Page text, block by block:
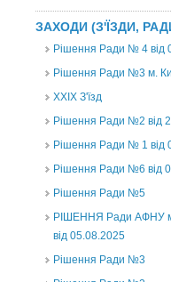
ЗАХОДИ (З'ЇЗДИ,
Рішення Ради № 4 від
Рішення Ради №3 м.
XXІХ З'їзд
Рішення Ради №2 від
Рішення Ради № 1 від
Рішення Ради №6 від
Рішення Ради №5
РІШЕННЯ Ради АФНУ
від 05.08.2025
Рішення Ради №3